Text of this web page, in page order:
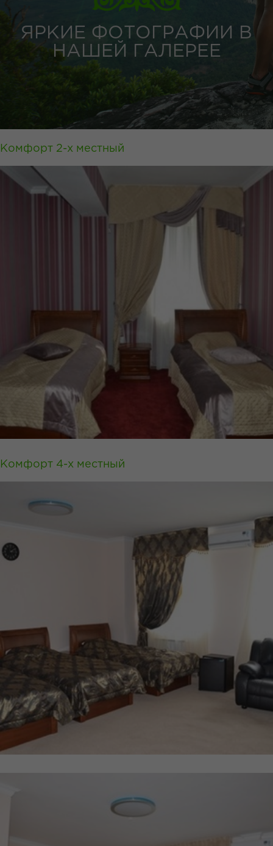
ЯРКИЕ ФОТОГРАФИИ В
НАШЕЙ ГАЛЕРЕЕ
Комфорт 2-х местный
Комфорт 4-х местный